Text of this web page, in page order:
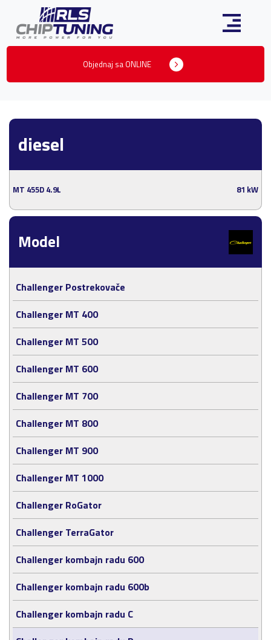
Objednaj sa ONLINE
Model
Challenger Postrekovače
Challenger MT 400
Challenger MT 500
Challenger MT 600
Challenger MT 700
Challenger MT 800
Challenger MT 900
Challenger MT 1000
Challenger RoGator
Challenger TerraGator
Challenger kombajn radu 600
Challenger kombajn radu 600b
Challenger kombajn radu C
diesel
MT 455D 4.9L 81 kW